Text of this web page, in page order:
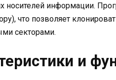
носителей информации.
что позволяет
секторами.
и